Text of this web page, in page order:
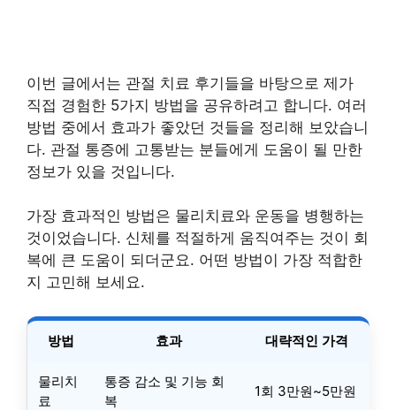
이번 글에서는 관절 치료 후기들을 바탕으로 제가
직접 경험한 5가지 방법을 공유하려고 합니다. 여러
방법 중에서 효과가 좋았던 것들을 정리해 보았습니
다. 관절 통증에 고통받는 분들에게 도움이 될 만한
정보가 있을 것입니다.
가장 효과적인 방법은 물리치료와 운동을 병행하는
것이었습니다. 신체를 적절하게 움직여주는 것이 회
복에 큰 도움이 되더군요. 어떤 방법이 가장 적합한
지 고민해 보세요.
방법 효과 대략적인 가격
물리치
료
통증 감소 및 기능 회
복
1회 3만원~5만원